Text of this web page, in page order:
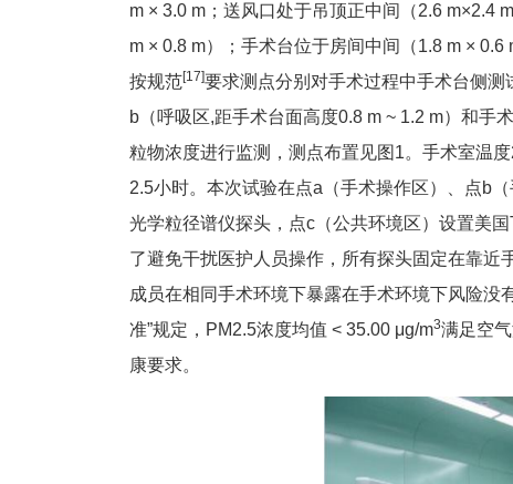
m × 3.0 m；送风口处于吊顶正中间（2.6 m×2.4
m × 0.8 m）；手术台位于房间中间（1.8 m ×
按规范[17]要求测点分别对手术过程中手术台侧
b（呼吸区,距手术台面高度0.8 m ~ 1.2 m）和手
粒物浓度进行监测，测点布置见图1。手术室温
2.5小时。本次试验在点a（手术操作区）、点b
光学粒径谱仪探头，点c（公共环境区）设置美
了避免干扰医护人员操作，所有探头固定在靠近
成员在相同手术环境下暴露在手术环境下风险没
准”规定，PM2.5浓度均值 < 35.00 μg/m3满足空
康要求。